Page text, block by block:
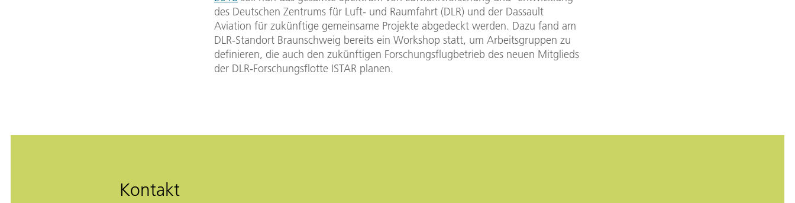
des Deutschen Zentrums für Luft- und Raumfahrt (DLR) und der Dassault
Aviation für zukünftige gemeinsame Projekte abgedeckt werden. Dazu fand am
DLR-Standort Braunschweig bereits ein Workshop statt, um Arbeitsgruppen zu
definieren, die auch den zukünftigen Forschungsflugbetrieb des neuen Mitglieds
der DLR-Forschungsflotte ISTAR planen.
Kontakt